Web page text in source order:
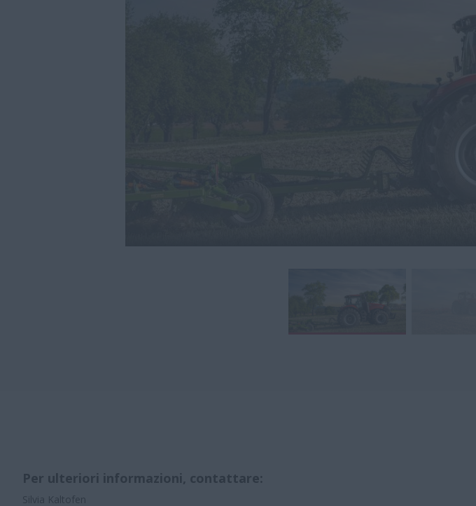
Per ulteriori informazioni, contattare:
Silvia Kaltofen